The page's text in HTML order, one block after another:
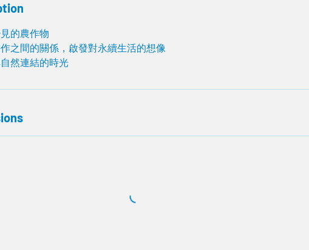
的農作物
之間的關係，啟󠄁發對永續生活的想像
然連結的時光